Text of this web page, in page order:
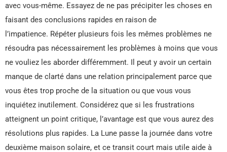
avec vous-même. Essayez de ne pas précipiter les choses en
faisant des conclusions rapides en raison de
l’impatience. Répéter plusieurs fois les mêmes problèmes ne
résoudra pas nécessairement les problèmes à moins que vous
ne vouliez les aborder différemment. Il peut y avoir un certain
manque de clarté dans une relation principalement parce que
vous êtes trop proche de la situation ou que vous vous
inquiétez inutilement. Considérez que si les frustrations
atteignent un point critique, l’avantage est que vous aurez des
résolutions plus rapides. La Lune passe la journée dans votre
deuxième maison solaire, et ce transit court mais utile aide à